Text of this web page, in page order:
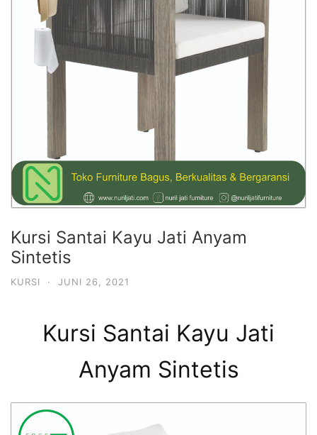
Kursi Santai Kayu Jati Anyam
Sintetis
KURSI · JUNI 26, 2021
Kursi Santai Kayu Jati
Anyam Sintetis